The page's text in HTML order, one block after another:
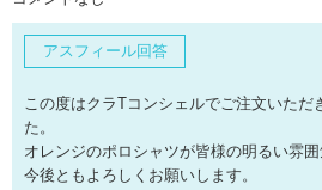
アスフィール回答
この度はクラTコンシェルでご注文いただ
た。
オレンジのポロシャツが皆様の明るい雰
今後ともよろしくお願いします。